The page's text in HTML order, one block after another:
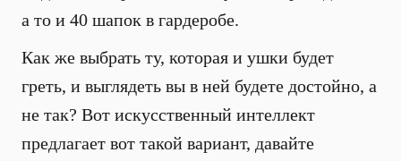
а то и 40 шапок в гардеробе.
Как же выбрать ту, которая и ушки будет
греть, и выглядеть вы в ней будете достойно, а
не так? Вот искусственный интеллект
предлагает вот такой вариант, давайте